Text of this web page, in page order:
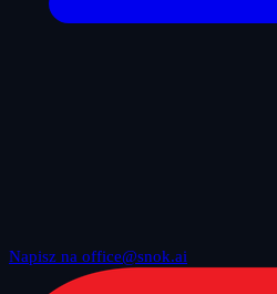
Napisz na office@snok.ai